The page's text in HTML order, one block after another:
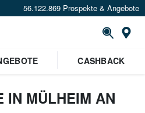
56.122.869 Prospekte & Angebote
CASHBACK
IN MÜLHEIM AN